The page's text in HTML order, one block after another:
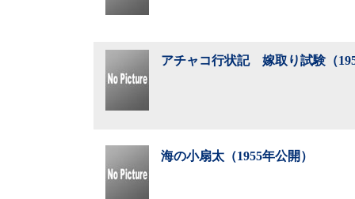
アチャコ行状記 嫁取り試験（
海の小扇太（1955年公開）